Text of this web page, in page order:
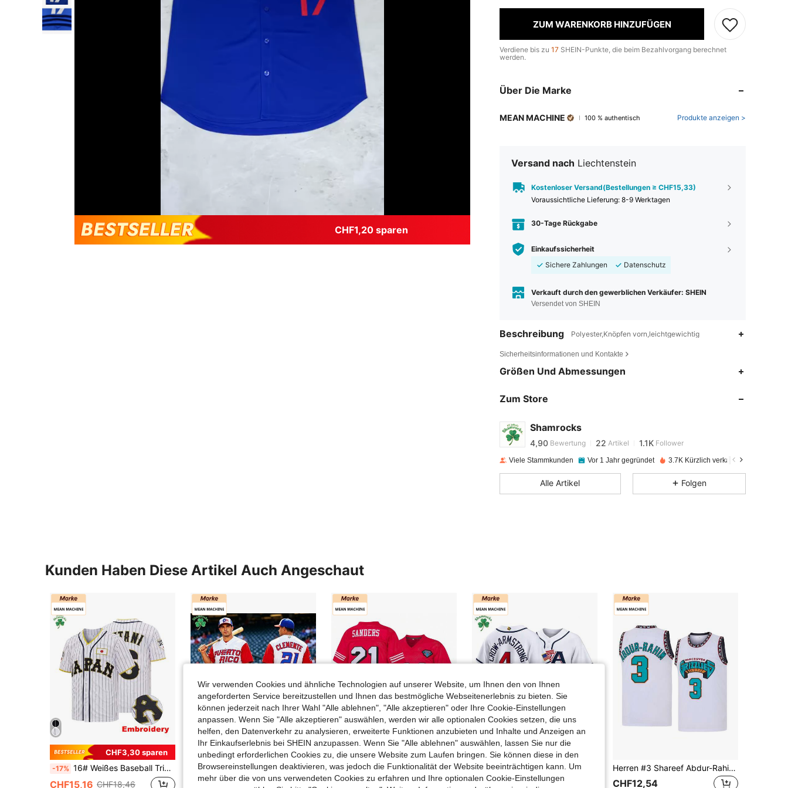
CHF1,20 sparen
ZUM WARENKORB HINZUFÜGEN
Verdiene bis zu 17 SHEIN-Punkte, die beim Bezahlvorgang berechnet
werden.
Über Die Marke
MEAN MACHINE 100 % authentisch Produkte anzeigen >
Versand nach Liechtenstein
Kostenloser Versand(Bestellungen ≥ CHF15,33)
Voraussichtliche Lieferung: 8-9 Werktagen
30-Tage Rückgabe
Einkaufssicherheit
Sichere Zahlungen
Datenschutz
Verkauft durch den gewerblichen Verkäufer: SHEIN
Versendet von SHEIN
Beschreibung Polyester,Knöpfen vorn,leichtgewichtig
Sicherheitsinformationen und Kontakte
Größen Und Abmessungen
Zum Store
Shamrocks
4,90 22
4,90
4,90 Bewertung 22 Artikel 1.1K Follower
4,90 22
1.1K
4,90
4,90
22
1.1K
Viele Stammkunden Vor 1 Jahr gegründet 3.7K Kürzlich verkauft
Alle Artikel Folgen
Kunden Haben Diese Artikel Auch Angeschaut
CHF3,30 sparen
-17% 16# Weißes Baseball Trikot mit Streifen, bestickter Buchstabe, Samurai Team, Spieltrainingsuniform, Fangeschenk Sport
CHF15,16 CHF18,46
CHF0,23 sparen
-1% Roberto Clemente #21 Puerto Rico gestickte Baseball Trikot, World Baseball Classic Uniform, Geschenk für Fans am Spieltag
CHF14,39 CHF14,62
Herren #21 Deion Sanders San Francisco 49ers 1994 Crimson Football Trikot, Fan Gedenkgeschenk
CHF17,94
CHF0,02 sparen
37 übrig
Herren #3 Shareef Abdur-Rahim Vancouver Grizzlies 1996-97 weißes Basketball-Trikot, besticktes Buchstaben Basketball Sport Tanktop
CHF12,54
Wir verwenden Cookies und ähnliche Technologien auf unserer Website, um Ihnen den von Ihnen
angeforderten Service bereitzustellen und Ihnen das bestmögliche Webseitenerlebnis zu bieten. Sie
können jederzeit nach Ihrer Wahl "Alle ablehnen", "Alle akzeptieren" oder Ihre Cookie-Einstellungen
anpassen. Wenn Sie "Alle akzeptieren" auswählen, werden wir alle optionalen Cookies setzen, die uns
helfen, den Datenverkehr zu analysieren, erweiterte Funktionen anzubieten und Inhalte und Anzeigen an
Ihr Einkaufserlebnis bei SHEIN anzupassen. Wenn Sie "Alle ablehnen" auswählen, lassen Sie nur die
unbedingt erforderlichen Cookies zu, die unsere Website zum Laufen bringen. Sie können diese in den
Browsereinstellungen deaktivieren, was jedoch die Funktionalität der Website beeinträchtigen kann. Um
mehr über die von uns verwendeten Cookies zu erfahren und Ihre optionalen Cookie-Einstellungen